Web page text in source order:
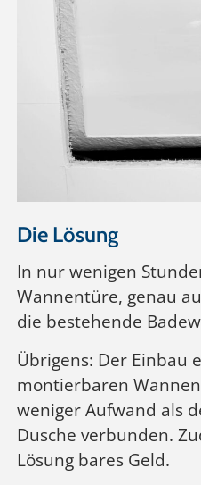
Die Lösung
In nur wenigen
Wannentüre, genau
die bestehende
Übrigens: Der Einbau
montierbaren
weniger Aufwand als
Dusche verbunden.
Lösung bares Geld.